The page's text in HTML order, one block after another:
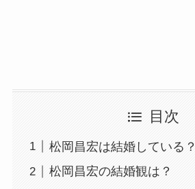
目次
松岡昌宏は結婚している？
松岡昌宏の結婚観は？